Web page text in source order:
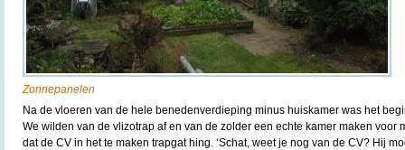
Zonnepanelen
Na de vloeren van de hele benedenverdieping minus huiskamer was het
We wilden van de vlizotrap af en van de zolder een echte kamer maken voor
dat de CV in het te maken trapgat hing. ‘Schat, weet je nog van de CV? Hij